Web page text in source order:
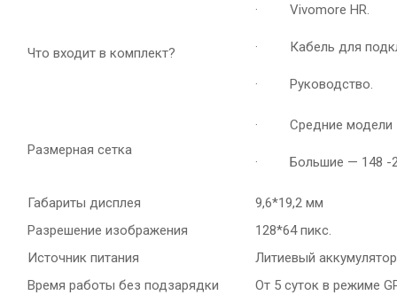
Что входит в комплект?
· Vivomore HR.
· Кабель для
· Руководство.
Размерная сетка
· Средние модели
· Большие — 148 -
Габариты дисплея
9,6*19,2 мм
Разрешение изображения
128*64 пикс.
Источник питания
Литиевый
Время работы без подзарядки
От 5 суток в режиме